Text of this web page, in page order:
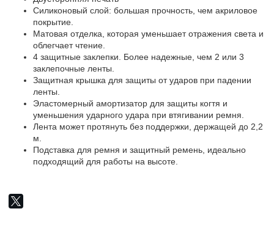
Силиконовый слой: большая прочность, чем акриловое
покрытие.
Матовая отделка, которая уменьшает отражения света и
облегчает чтение.
4 защитные заклепки. Более надежные, чем 2 или 3
заклепочные ленты.
Защитная крышка для защиты от ударов при падении
ленты.
Эластомерный амортизатор для защиты когтя и
уменьшения ударного удара при втягивании ремня.
Лента может протянуть без поддержки, держащей до 2,2
м.
Подставка для ремня и защитный ремень, идеально
подходящий для работы на высоте.